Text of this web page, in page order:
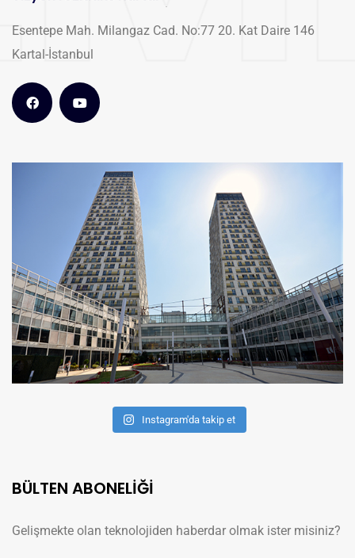
Esentepe Mah. Milangaz Cad. No:77 20. Kat Daire 146
Kartal-İstanbul
Instagram'da takip et
BÜLTEN ABONELİĞİ
Gelişmekte olan teknolojiden haberdar olmak ister misiniz?